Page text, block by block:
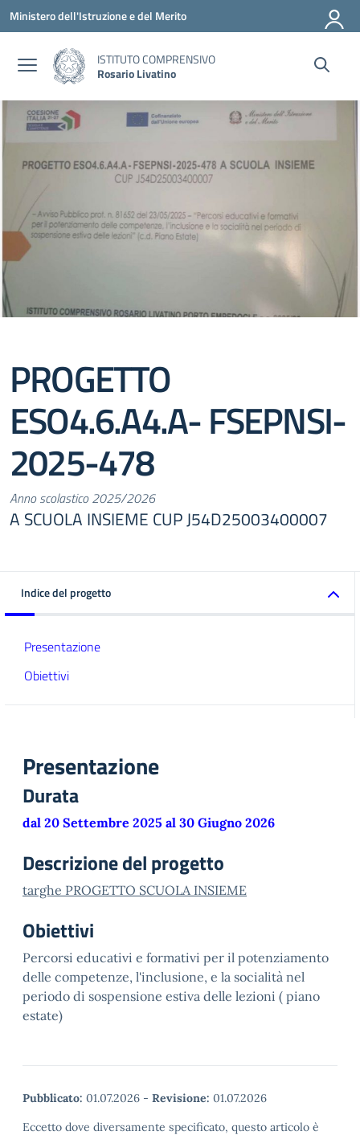
Vai ai contenuti
Vai al menu di navigazione
Vai al footer
Ministero dell'Istruzione e del Merito
ISTITUTO COMPRENSIVO
Rosario Livatino
PROGETTO
ESO4.6.A4.A- FSEPNSI-
2025-478
Anno scolastico 2025/2026
A SCUOLA INSIEME CUP J54D25003400007
Indice del progetto
Presentazione
Obiettivi
Presentazione
Durata
dal 20 Settembre 2025 al 30 Giugno 2026
Descrizione del progetto
targhe PROGETTO SCUOLA INSIEME
Obiettivi
Percorsi educativi e formativi per il potenziamento
delle competenze, l'inclusione, e la socialità nel
periodo di sospensione estiva delle lezioni ( piano
estate)
Pubblicato: 01.07.2026 - Revisione: 01.07.2026
Eccetto dove diversamente specificato, questo articolo è